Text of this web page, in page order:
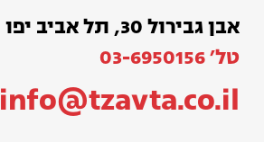
אבן גבירול 30, תל אביב יפו
טל׳ 03-6950156
info@tzavta.co.il